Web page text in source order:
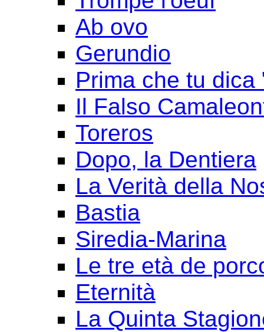
Ab ovo
Gerundio
Prima che tu dica
Il Falso
Toreros
Dopo, la Dentiera
La Verità della
Bastia
Siredia-Marina
Le tre età de
Eternità
La Quinta